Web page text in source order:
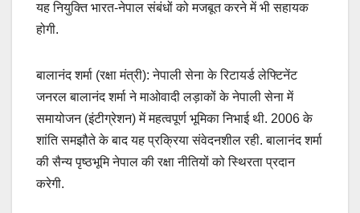
यह नियुक्ति भारत-नेपाल संबंधों को मजबूत करने में भी सहायक
होगी.
बालानंद शर्मा (रक्षा मंत्री): नेपाली सेना के रिटायर्ड लेफ्टिनेंट
जनरल बालानंद शर्मा ने माओवादी लड़ाकों के नेपाली सेना में
समायोजन (इंटीग्रेशन) में महत्वपूर्ण भूमिका निभाई थी. 2006 के
शांति समझौते के बाद यह प्रक्रिया संवेदनशील रही. बालानंद शर्मा
की सैन्य पृष्ठभूमि नेपाल की रक्षा नीतियों को स्थिरता प्रदान
करेगी.